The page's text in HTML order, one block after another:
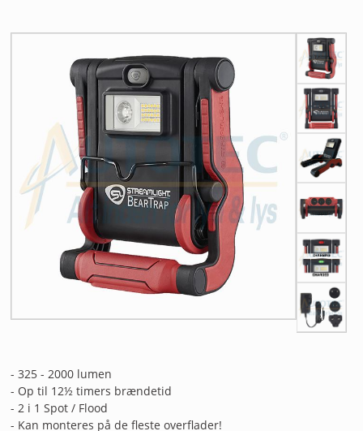
ARBEJDS & SØGELYGTER
EL UDSTYR
ANDET UDSTYR
RESTSALG
FORSIDE
NYHEDER
RMA
HANDELSBETINGELSER
- 325 - 2000 lumen
- Op til 12½ timers brændetid
- 2 i 1 Spot / Flood
- Kan monteres på de fleste overflader!